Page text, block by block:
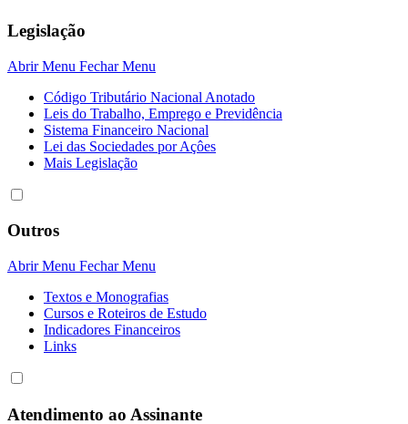
Legislação
Abrir Menu Fechar Menu
Código Tributário Nacional Anotado
Leis do Trabalho, Emprego e Previdência
Sistema Financeiro Nacional
Lei das Sociedades por Açôes
Mais Legislação
Outros
Abrir Menu Fechar Menu
Textos e Monografias
Cursos e Roteiros de Estudo
Indicadores Financeiros
Links
Atendimento ao Assinante